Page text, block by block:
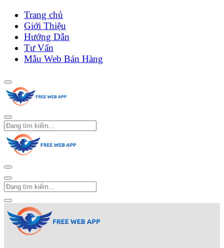
Trang chủ
Giới Thiệu
Hướng Dẫn
Tư Vấn
Mẫu Web Bán Hàng